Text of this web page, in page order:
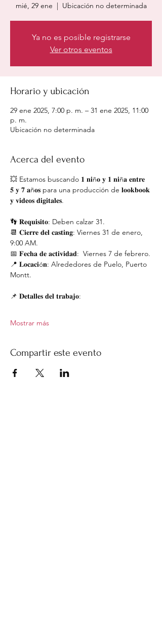
mié, 29 ene
  |
Ubicación no determinada
Ya no es posible registrarse
Ver otros eventos
Horario y ubicación
29 ene 2025, 7:00 p. m. – 31 ene 2025, 11:00
p. m.
Ubicación no determinada
Acerca del evento
💥 Estamos buscando 𝟏 𝐧𝐢ñ𝐨 𝐲 𝟏 𝐧𝐢ñ𝐚 𝐞𝐧𝐭𝐫𝐞
𝟓 𝐲 𝟕 𝐚ñ𝐨𝐬 para una producción de 𝐥𝐨𝐨𝐤𝐛𝐨𝐨𝐤
𝐲 𝐯𝐢𝐝𝐞𝐨𝐬 𝐝𝐢𝐠𝐢𝐭𝐚𝐥𝐞𝐬.
👣 𝐑𝐞𝐪𝐮𝐢𝐬𝐢𝐭𝐨: Deben calzar 31.
📆 𝐂𝐢𝐞𝐫𝐫𝐞 𝐝𝐞𝐥 𝐜𝐚𝐬𝐭𝐢𝐧𝐠: Viernes 31 de enero,
9:00 AM.
📅 𝐅𝐞𝐜𝐡𝐚 𝐝𝐞 𝐚𝐜𝐭𝐢𝐯𝐢𝐝𝐚𝐝:  Viernes 7 de febrero.
📍 𝐋𝐨𝐜𝐚𝐜𝐢ó𝐧: Alrededores de Puelo, Puerto
Montt.
📌 𝐃𝐞𝐭𝐚𝐥𝐥𝐞𝐬 𝐝𝐞𝐥 𝐭𝐫𝐚𝐛𝐚𝐣𝐨:
Mostrar más
Compartir este evento